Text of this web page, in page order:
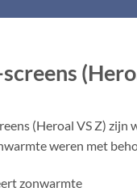
(Heroal VS Z) zijn
weren met
zonwarmte